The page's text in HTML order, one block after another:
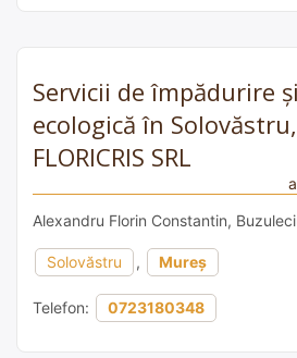
Servicii de împădurire
ecologică în
FLORICRIS SRL
Alexandru Florin Constantin,
Solovăstru , Mureș
Telefon: 0723180348